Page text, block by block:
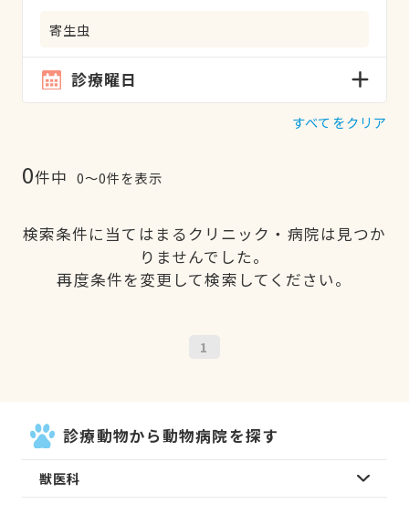
寄生虫
診療曜日
すべてをクリア
0件中 0〜0件を表示
検索条件に当てはまるクリニック・病院は見つか
りませんでした。
再度条件を変更して検索してください。
1
診療動物から動物病院を探す
獣医科